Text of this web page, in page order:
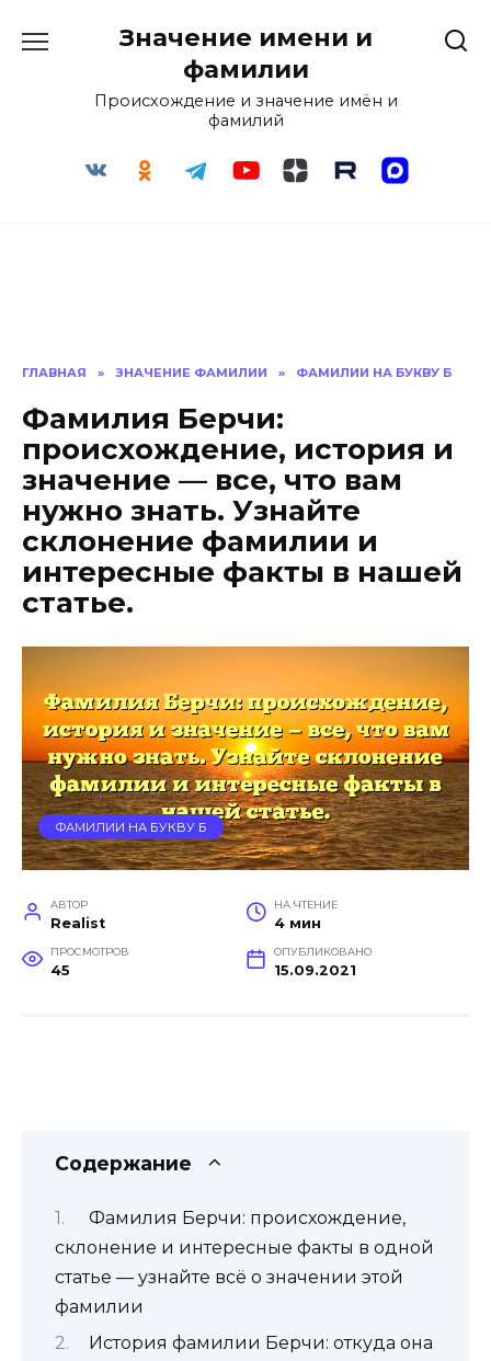
Значение имени и
фамилии
Происхождение и значение имён и
фамилий
ГЛАВНАЯ » ЗНАЧЕНИЕ ФАМИЛИИ » ФАМИЛИИ НА БУКВУ Б
Фамилия Берчи:
происхождение, история и
значение — все, что вам
нужно знать. Узнайте
склонение фамилии и
интересные факты в нашей
статье.
ФАМИЛИИ НА БУКВУ Б
АВТОР
Realist
НА ЧТЕНИЕ
4 мин
ПРОСМОТРОВ
45
ОПУБЛИКОВАНО
15.09.2021
Содержание
Фамилия Берчи: происхождение,
склонение и интересные факты в одной
статье — узнайте всё о значении этой
фамилии
История фамилии Берчи: откуда она